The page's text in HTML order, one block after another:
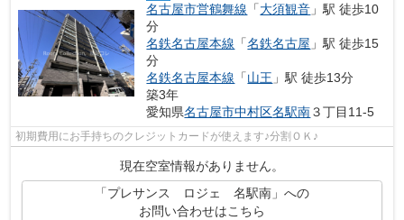
名古屋市営鶴舞線 「大須観音 」駅 徒歩10
分
名鉄名古屋本線 「名鉄名古屋 」駅 徒歩15
分
名鉄名古屋本線 「山王 」駅 徒歩13分
築3年
愛知県名古屋市中村区名駅南３丁目11-5
初期費用にお手持ちのクレジットカードが使えます♪分割ＯＫ♪
現在空室情報がありません。
「プレサンス ロジェ 名駅南」への
お問い合わせはこちら